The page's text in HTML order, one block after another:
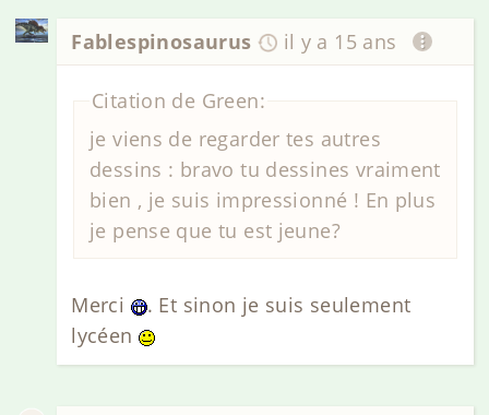
Fablespinosaurus il y a 15 ans
Citation de Green:
je viens de regarder tes autres
dessins : bravo tu dessines vraiment
bien , je suis impressionné ! En plus
je pense que tu est jeune?
Merci
. Et sinon je suis seulement
lycéen